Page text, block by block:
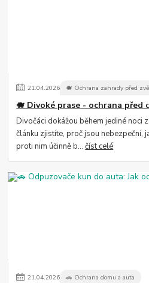
21.04.2026 🐗 Ochrana zahrady před
🐗 Divoké prase - ochrana před
Divočáci dokážou během jediné noci
článku zjistíte, proč jsou nebezpeční,
proti nim účinně b...číst celé
21.04.2026 🚗 Ochrana domu a auta